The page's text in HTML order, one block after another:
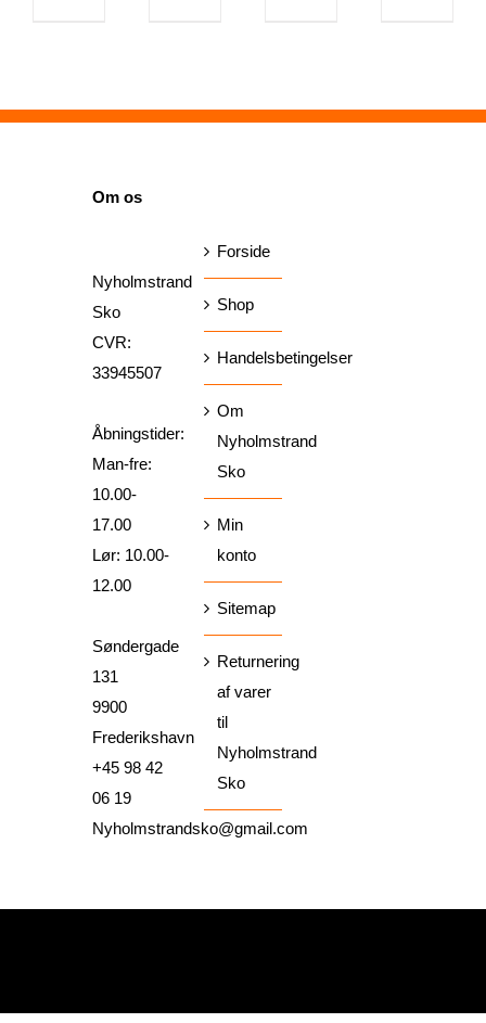
1.300,00 kr..
er:
649,00 kr..
1.100,00 kr..
er:
Om os
Nyholmstrand
Sko
CVR:
33945507
Åbningstider:
Man-fre:
10.00-
17.00
Lør: 10.00-
12.00
Søndergade
131
9900
Frederikshavn
+45 98 42
06 19
Nyholmstrandsko@gmail.com
Forside
Shop
Handelsbetingelser
Om
Nyholmstrand
Sko
Min
konto
Sitemap
Returnering
af varer
til
Nyholmstrand
Sko